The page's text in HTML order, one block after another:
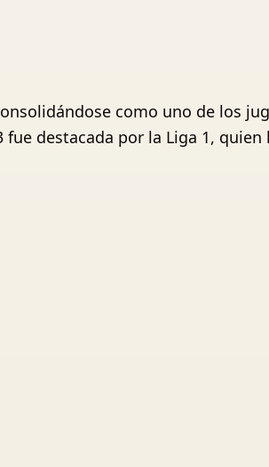
como uno de los
destacada por la Liga 1, quien